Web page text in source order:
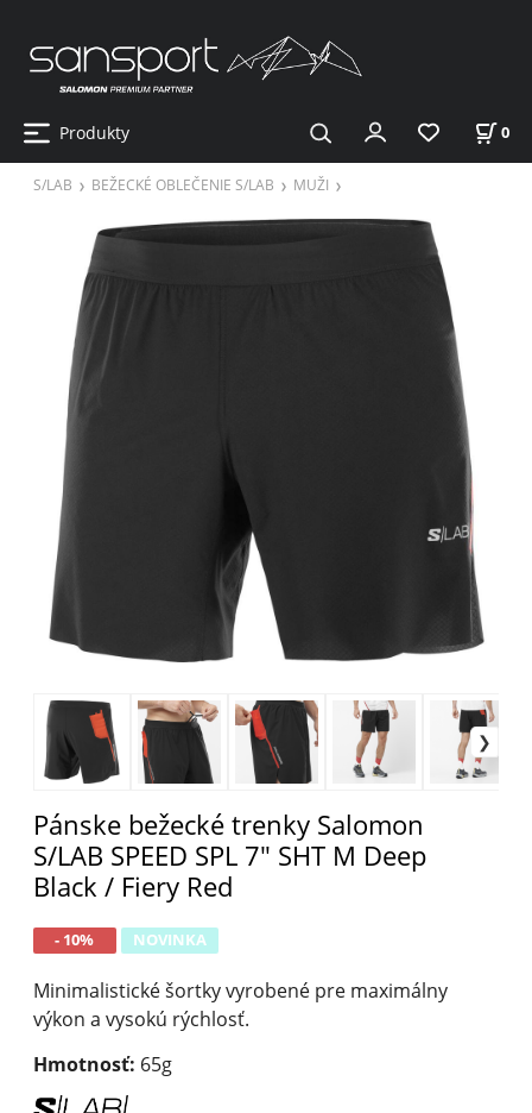
Produkty 0
S/LAB BEŽECKÉ OBLEČENIE S/LAB MUŽI
Pánske bežecké trenky Salomon
S/LAB SPEED SPL 7" SHT M Deep
Black / Fiery Red
- 10% NOVINKA
Minimalistické šortky vyrobené pre maximálny
výkon a vysokú rýchlosť.
Hmotnosť: 65g